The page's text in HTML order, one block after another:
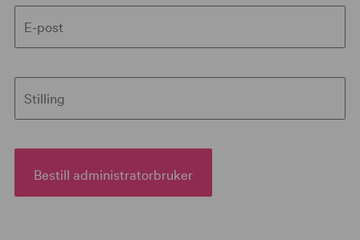
E-post
Stilling
Bestill administratorbruker